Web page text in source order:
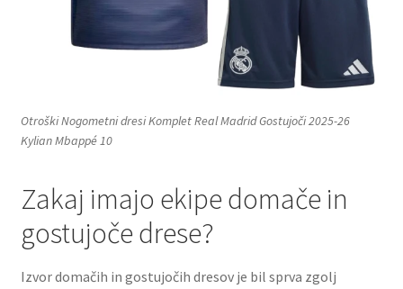
Otroški Nogometni dresi Komplet Real Madrid Gostujoči 2025-26
Kylian Mbappé 10
Zakaj imajo ekipe domače in
gostujoče drese?
Izvor domačih in gostujočih dresov je bil sprva zgolj